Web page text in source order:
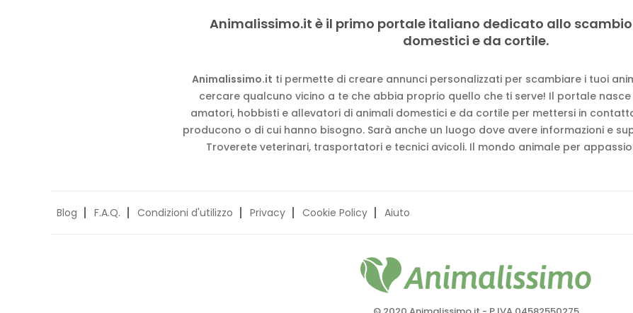
Animalissimo.it è il primo portale italiano dedicato allo
domestici e da cortile.
Animalissimo.it ti permette di creare annunci personalizzati per scambiare i tuoi
cercare qualcuno vicino a te che abbia proprio quello che ti serve! Il portale
amatori, hobbisti e allevatori di animali domestici e da cortile per mettersi in
producono o di cui hanno bisogno. Sarà anche un luogo dove avere informazioni e
Troverete veterinari, trasportatori e tecnici avicoli. Il mondo animale per
Blog F.A.Q. Condizioni d'utilizzo Privacy Cookie Policy Aiuto